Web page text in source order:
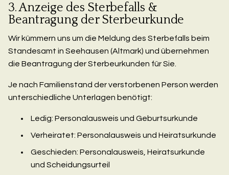
3. Anzeige des Sterbefalls &
Beantragung der Sterbeurkunde
Wir kümmern uns um die Meldung des Sterbefalls beim
Standesamt in Seehausen (Altmark) und übernehmen
die Beantragung der Sterbeurkunden für Sie.
Je nach Familienstand der verstorbenen Person werden
unterschiedliche Unterlagen benötigt:
Ledig: Personalausweis und Geburtsurkunde
Verheiratet: Personalausweis und Heiratsurkunde
Geschieden: Personalausweis, Heiratsurkunde
und Scheidungsurteil